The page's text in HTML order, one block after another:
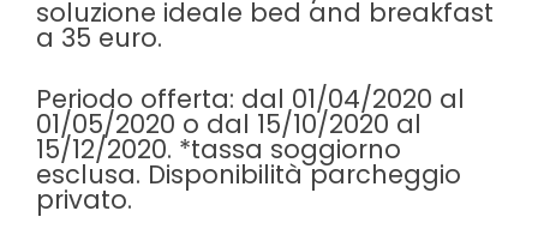
soluzione ideale bed and breakfast
a 35 euro.
Periodo offerta: dal 01/04/2020 al
01/05/2020 o dal 15/10/2020 al
15/12/2020. *tassa soggiorno
esclusa. Disponibilità parcheggio
privato.